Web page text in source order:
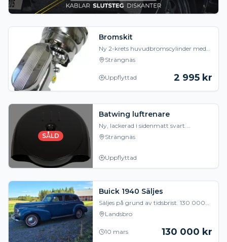
Bromskit
Ny 2-krets huvudbromscylinder med
booster. Cylindern är i polerad
aluminium och boostern är chromad.
Cylinder finns i 1"
Strängnäs
Uppflyttad 2 995 kr
SÅLD
Batwing luftrenare
Ny, lackerad i sidenmatt svart.
Diameter 18 1/4". Bygger 5 3/32" från
luftrenaren. Förgasarhals 5 1/8"
Strängnäs
Uppflyttad
Buick 1940 Säljes
Säljes på grund av tidsbrist. 130 000
kr eller byte. Rak 8', treväxlad,
rattväxel.
Landsbro
10 mars 130 000 kr